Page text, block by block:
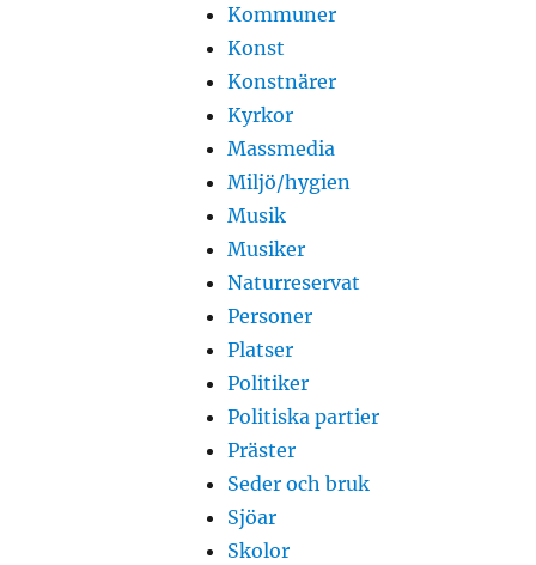
Kommuner
Konst
Konstnärer
Kyrkor
Massmedia
Miljö/hygien
Musik
Musiker
Naturreservat
Personer
Platser
Politiker
Politiska partier
Präster
Seder och bruk
Sjöar
Skolor